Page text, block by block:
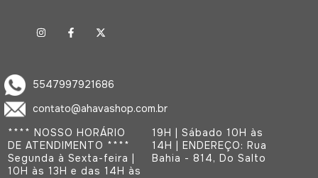
5547997921686
contato@ahavashop.com.br
**** NOSSO HORÁRIO
DE ATENDIMENTO ****
Segunda à Sexta-feira |
10H às 13H e das 14H às
19H | Sábado 10H às
14H | ENDEREÇO: Rua
Bahia - 814, Do Salto